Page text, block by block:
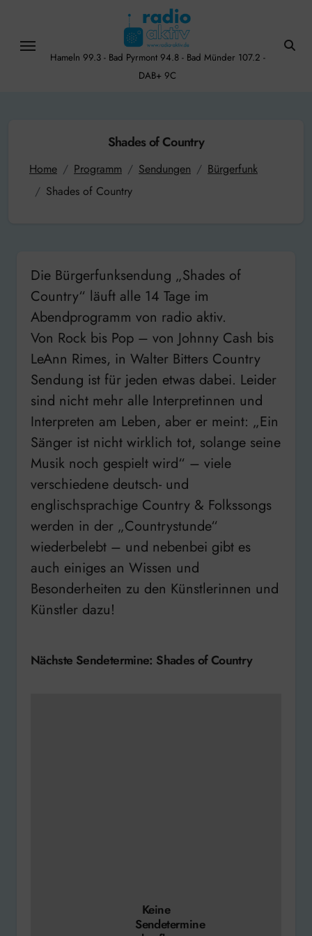
content
Hameln 99.3 - Bad Pyrmont 94.8 - Bad Münder 107.2 -
DAB+ 9C
Shades of Country
Home Programm Sendungen
Bürgerfunk
Shades of Country
Die Bürgerfunksendung „Shades of
Country“ läuft alle 14 Tage im
Abendprogramm von radio aktiv.
Von Rock bis Pop – von Johnny Cash bis
LeAnn Rimes, in Walter Bitters Country
Sendung ist für jeden etwas dabei. Leider
sind nicht mehr alle Interpretinnen und
Interpreten am Leben, aber er meint: „Ein
Sänger ist nicht wirklich tot, solange seine
Musik noch gespielt wird“ – viele
verschiedene deutsch- und
englischsprachige Country & Folkssongs
werden in der „Countrystunde“
wiederbelebt – und nebenbei gibt es
auch einiges an Wissen und
Besonderheiten zu den Künstlerinnen und
Künstler dazu!
Nächste Sendetermine: Shades of Country
Keine
Sendetermine